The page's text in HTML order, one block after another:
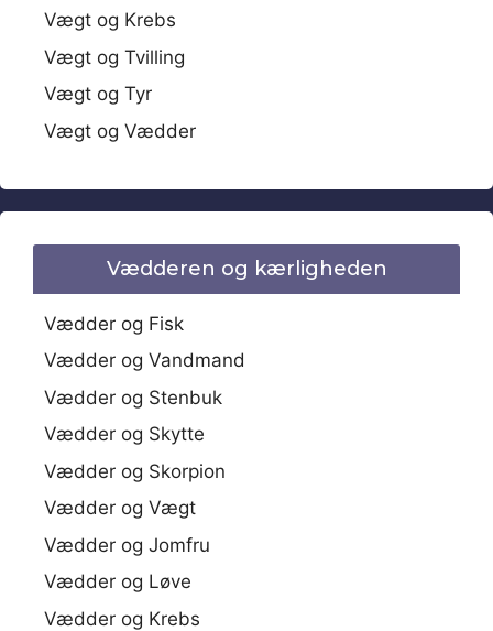
Vægt og Krebs
Vægt og Tvilling
Vægt og Tyr
Vægt og Vædder
Vædderen og kærligheden
Vædder og Fisk
Vædder og Vandmand
Vædder og Stenbuk
Vædder og Skytte
Vædder og Skorpion
Vædder og Vægt
Vædder og Jomfru
Vædder og Løve
Vædder og Krebs